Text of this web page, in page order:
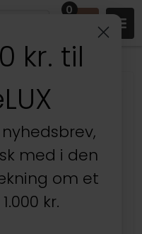
0
kr. til
med i den
om et
kr.